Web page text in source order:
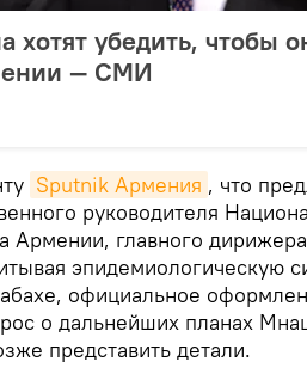
хотят убедить, чтобы
— СМИ
Sputnik Армения , что
руководителя
Армении, главного
эпидемиологическую
официальное
о дальнейших планах
представить детали.